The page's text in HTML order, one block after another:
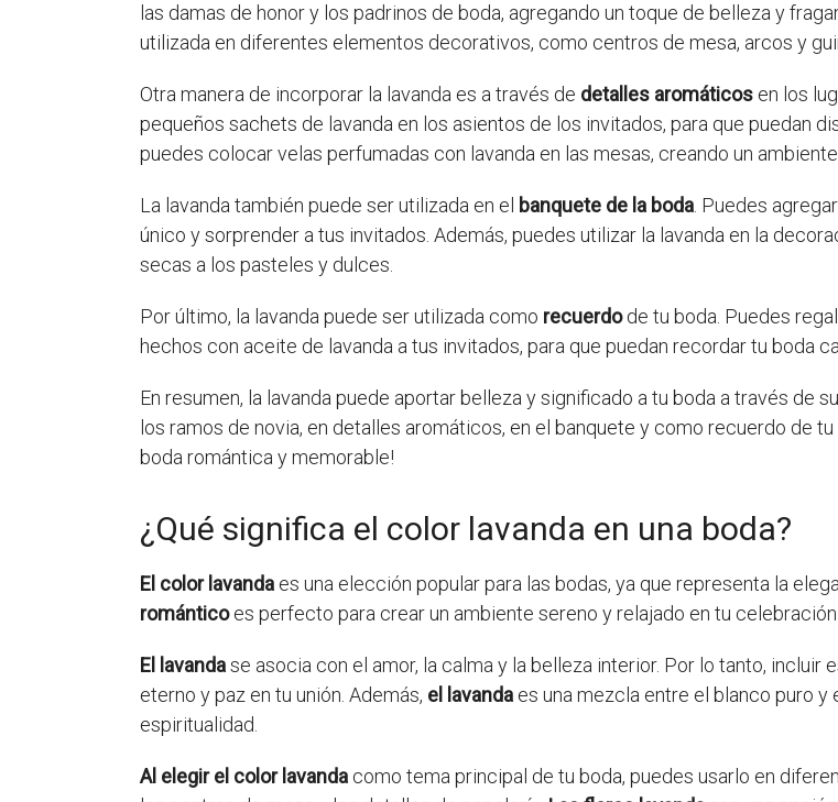
las damas de honor y los padrinos de boda, agregando un toque de belleza y
utilizada en diferentes elementos decorativos, como centros de mesa, arcos y
Otra manera de incorporar la lavanda es a través de detalles aromáticos en los
pequeños sachets de lavanda en los asientos de los invitados, para que puedan
puedes colocar velas perfumadas con lavanda en las mesas, creando un
La lavanda también puede ser utilizada en el banquete de la boda. Puedes
único y sorprender a tus invitados. Además, puedes utilizar la lavanda en la
secas a los pasteles y dulces.
Por último, la lavanda puede ser utilizada como recuerdode tu boda. Puedes
hechos con aceite de lavanda a tus invitados, para que puedan recordar tu boda
En resumen, la lavanda puede aportar belleza y significado a tu boda a través de
los ramos de novia, en detalles aromáticos, en el banquete y como recuerdo de
boda romántica y memorable!
¿Qué significa el color lavanda en una boda?
El color lavanda es una elección popular para las bodas, ya que representa la
románticoes perfecto para crear un ambiente sereno y relajado en tu celebración
El lavandase asocia con el amor, la calma y la belleza interior. Por lo tanto,
eterno y paz en tu unión. Además, el lavanda es una mezcla entre el blanco puro
espiritualidad.
Al elegir el color lavanda como tema principal de tu boda, puedes usarlo en